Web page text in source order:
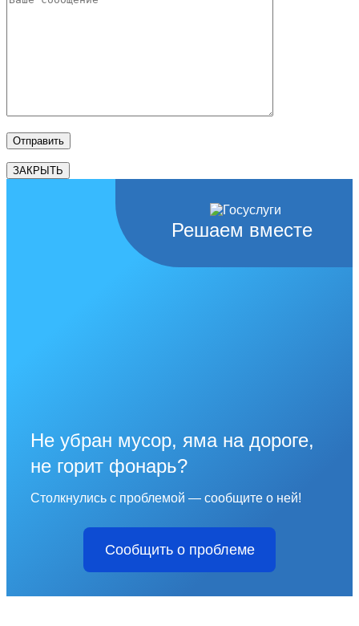
ЗАКРЫТЬ
Решаем вместе
Не убран мусор, яма на дороге,
не горит фонарь?
Столкнулись с проблемой — сообщите о ней!
Сообщить о проблеме